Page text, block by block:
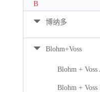
B
博纳多
Blohm+Voss
Blohm + Voss
Blohm +